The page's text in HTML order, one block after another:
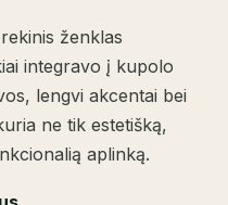
ženklas
integravo į kupolo
lengvi akcentai bei
ne tik estetišką,
aplinką.